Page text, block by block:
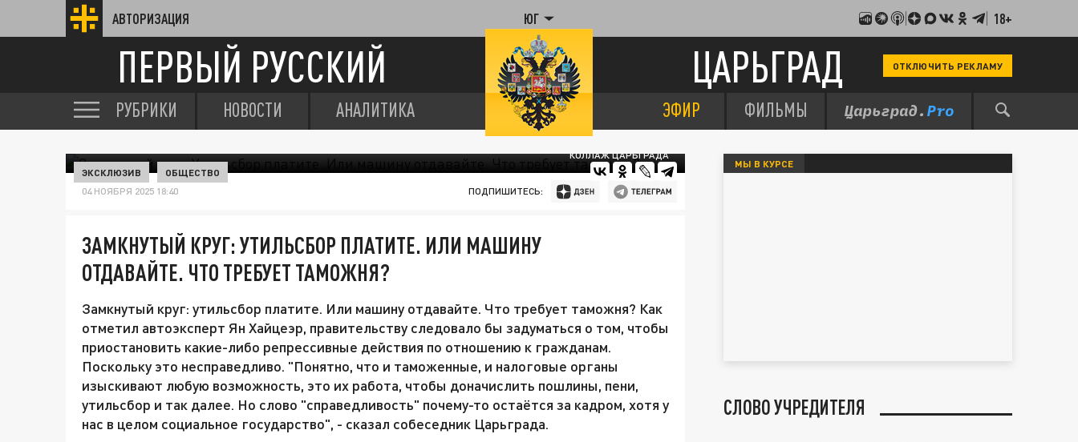
АВТОРИЗАЦИЯ ЮГ 18+
ПЕРВЫЙ РУССКИЙ ЦАРЬГРАД ОТКЛЮЧИТЬ РЕКЛАМУ
РУБРИКИ НОВОСТИ АНАЛИТИКА ЭФИР ФИЛЬМЫ
КОЛЛАЖ ЦАРЬГРАДА
ЭКСКЛЮЗИВ ОБЩЕСТВО
04 НОЯБРЯ 2025 18:40 ПОДПИШИТЕСЬ:
ЗАМКНУТЫЙ КРУГ: УТИЛЬСБОР ПЛАТИТЕ. ИЛИ МАШИНУ
ОТДАВАЙТЕ. ЧТО ТРЕБУЕТ ТАМОЖНЯ?
Замкнутый круг: утильсбор платите. Или машину отдавайте. Что требует таможня? Как
отметил автоэксперт Ян Хайцеэр, правительству следовало бы задуматься о том, чтобы
приостановить какие-либо репрессивные действия по отношению к гражданам.
Поскольку это несправедливо. "Понятно, что и таможенные, и налоговые органы
изыскивают любую возможность, это их работа, чтобы доначислить пошлины, пени,
утильсбор и так далее. Но слово "справедливость" почему-то остаётся за кадром, хотя у
нас в целом социальное государство", - сказал собеседник Царьграда.
МЫ В КУРСЕ
СЛОВО УЧРЕДИТЕЛЯ